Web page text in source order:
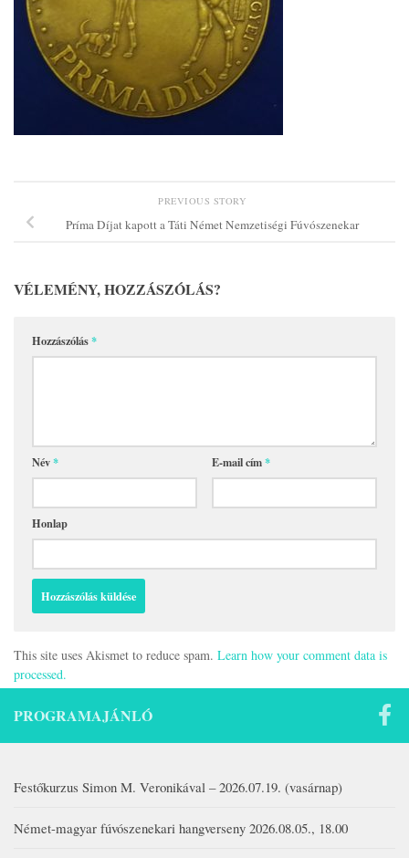
PREVIOUS STORY
Príma Díjat kapott a Táti Német Nemzetiségi Fúvószenekar
VÉLEMÉNY, HOZZÁSZÓLÁS?
Hozzászólás*
Név* E-mail cím*
Honlap
This site uses Akismet to reduce spam. Learn how your comment data is
processed.
PROGRAMAJÁNLÓ
Festőkurzus Simon M. Veronikával – 2026.07.19. (vasárnap)
Német-magyar fúvószenekari hangverseny 2026.08.05., 18.00